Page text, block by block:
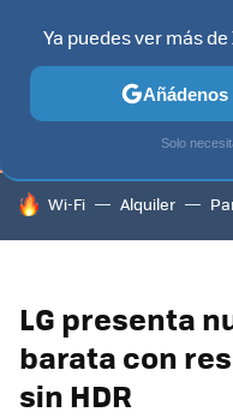
TELEVISORES
HOY SE HABLA DE
Wi-Fi Alquiler
LG presenta
barata con
sin HDR
Ya puedes ver más
Solo